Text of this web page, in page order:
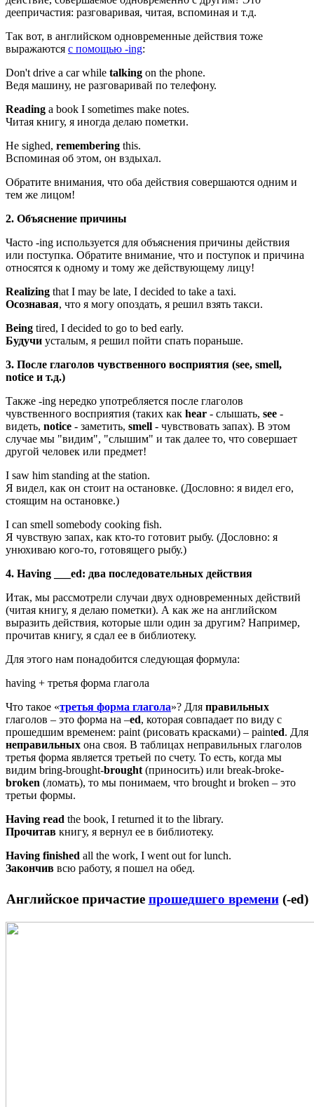
деепричастия: разговаривая, читая, вспоминая и т.д.
Так вот, в английском одновременные действия тоже
выражаются с помощью -ing:
Don't drive a car while talking on the phone.
Ведя машину, не разговаривай по телефону.
Reading a book I sometimes make notes.
Читая книгу, я иногда делаю пометки.
He sighed, remembering this.
Вспоминая об этом, он вздыхал.
Обратите внимания, что оба действия совершаются одним и
тем же лицом!
2. Объяснение причины
Часто -ing используется для объяснения причины действия
или поступка. Обратите внимание, что и поступок и причина
относятся к одному и тому же действующему лицу!
Realizing that I may be late, I decided to take a taxi.
Осознавая, что я могу опоздать, я решил взять такси.
Being tired, I decided to go to bed early.
Будучи усталым, я решил пойти спать пораньше.
3. После глаголов чувственного восприятия (see, smell,
notice и т.д.)
Также -ing нередко употребляется после глаголов
чувственного восприятия (таких как hear - слышать, see -
видеть, notice - заметить, smell - чувствовать запах). В этом
случае мы "видим", "слышим" и так далее то, что совершает
другой человек или предмет!
I saw him standing at the station.
Я видел, как он стоит на остановке. (Дословно: я видел его,
стоящим на остановке.)
I can smell somebody cooking fish.
Я чувствую запах, как кто-то готовит рыбу. (Дословно: я
унюхиваю кого-то, готовящего рыбу.)
4. Having ___ed: два последовательных действия
Итак, мы рассмотрели случаи двух одновременных действий
(читая книгу, я делаю пометки). А как же на английском
выразить действия, которые шли один за другим? Например,
прочитав книгу, я сдал ее в библиотеку.
Для этого нам понадобится следующая формула:
having + третья форма глагола
Что такое «третья форма глагола»? Для правильных
глаголов – это форма на –ed, которая совпадает по виду с
прошедшим временем: paint (рисовать красками) – painted. Для
неправильных она своя. В таблицах неправильных глаголов
третья форма является третьей по счету. То есть, когда мы
видим bring-brought-brought (приносить) или break-broke-
broken (ломать), то мы понимаем, что brought и broken – это
третьи формы.
Having read the book, I returned it to the library.
Прочитав книгу, я вернул ее в библиотеку.
Having finished all the work, I went out for lunch.
Закончив всю работу, я пошел на обед.
Английское причастие прошедшего времени(-ed)